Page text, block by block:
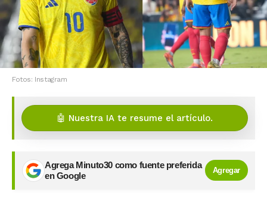
Fotos: Instagram
🤖 Nuestra IA te resume el artículo.
Agrega Minuto30 como fuente preferida
en Google
Agregar